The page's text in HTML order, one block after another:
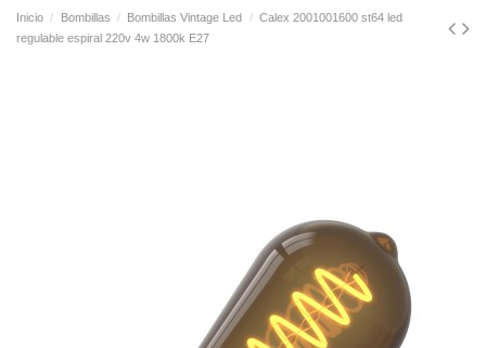
Inicio Bombillas Bombillas Vintage Led
Calex 2001001600 st64 led
regulable espiral 220v 4w 1800k E27